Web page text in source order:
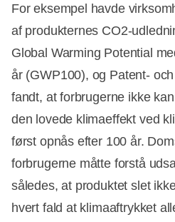
For eksempel havde
af produkternes CO2-
Global Warming Potential
år (GWP100), og Patent-
fandt, at forbrugerne ikke
den lovede klimaeffekt ved
først opnås efter 100 år.
forbrugerne måtte forstå
således, at produktet slet
hvert fald at klimaaftrykket